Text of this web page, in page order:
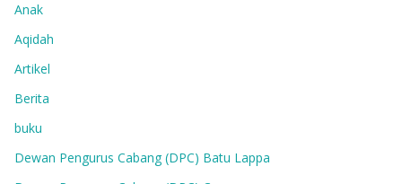
Anak
Aqidah
Artikel
Berita
buku
Dewan Pengurus Cabang (DPC) Batu Lappa